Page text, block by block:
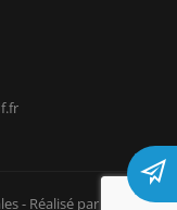
- Réalisé par Tokiz